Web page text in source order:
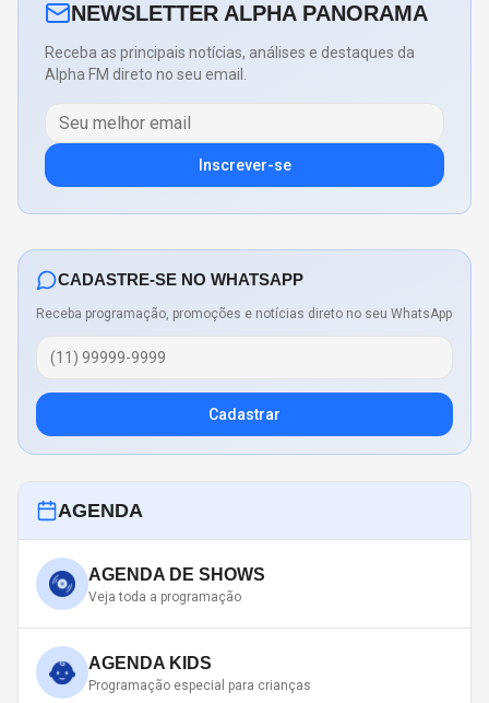
NEWSLETTER ALPHA PANORAMA
Receba as principais notícias, análises e destaques da
Alpha FM direto no seu email.
Inscrever-se
CADASTRE-SE NO WHATSAPP
Receba programação, promoções e notícias direto no seu WhatsApp
Cadastrar
AGENDA
AGENDA DE SHOWS
Veja toda a programação
AGENDA KIDS
Programação especial para crianças